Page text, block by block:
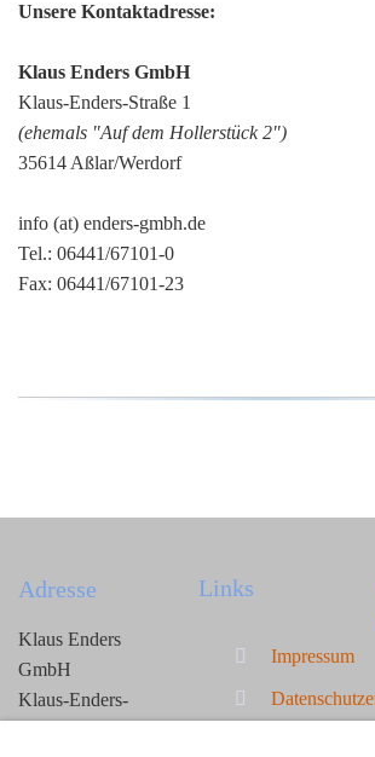
Unsere Kontaktadresse:
Klaus Enders GmbH
Klaus-Enders-Straße 1
(ehemals "Auf dem Hollerstück 2")
35614 Aßlar/Werdorf
info (at) enders-gmbh.de
Tel.: 06441/67101-0
Fax: 06441/67101-23
Adresse
Klaus Enders
GmbH
Klaus-Enders-
Links
Impressum